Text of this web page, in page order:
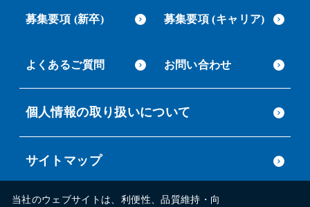
募集要項 (新卒) 募集要項 (キャリア)
よくあるご質問 お問い合わせ
個人情報の取り扱いについて
サイトマップ
当社のウェブサイトは、利便性、品質維持・向